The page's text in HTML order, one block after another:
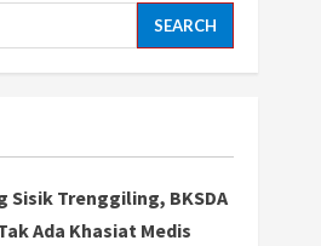
Sisik Trenggiling, BKSDA
Ada Khasiat Medis